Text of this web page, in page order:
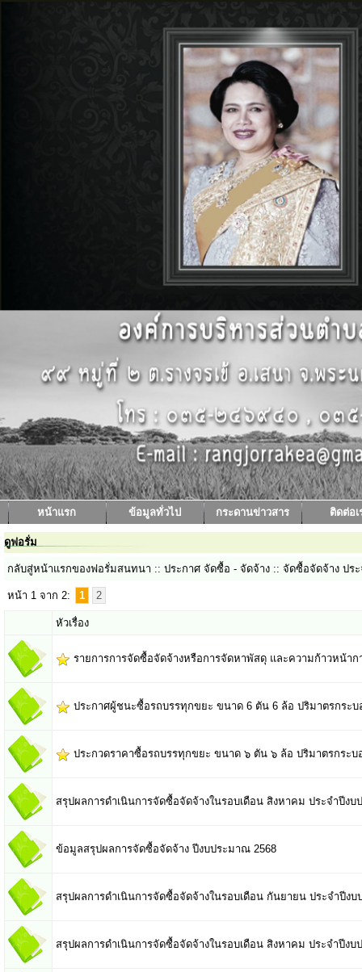
หน้าแรก ข้อมูลทั่วไป กระดานข่าวสาร ติดต่อเ
ดูฟอรั่ม
กลับสู่หน้าแรกของฟอรั่มสนทนา :: ประกาศ จัดซื้อ - จัดจ้าง :: จัดซื้อจัดจ้าง ปร
หน้า 1 จาก 2: 1 2
หัวเรื่อง
รายการการจัดซื้อจัดจ้างหรือการจัดหาพัสดุ และความก้าวหน้า
ประกาศผู้ชนะซื้อรถบรรทุกขยะ ขนาด 6 ตัน 6 ล้อ ปริมาตรกระบ
ประกวดราคาซื้อรถบรรทุกขยะ ขนาด ๖ ตัน ๖ ล้อ ปริมาตรกระบ
สรุปผลการดำเนินการจัดซื้อจัดจ้างในรอบเดือน สิงหาคม ประจำปีงบ
ข้อมูลสรุปผลการจัดซื้อจัดจ้าง ปีงบประมาณ 2568
สรุปผลการดำเนินการจัดซื้อจัดจ้างในรอบเดือน กันยายน ประจำปีงบ
สรุปผลการดำเนินการจัดซื้อจัดจ้างในรอบเดือน สิงหาคม ประจำปีงบ